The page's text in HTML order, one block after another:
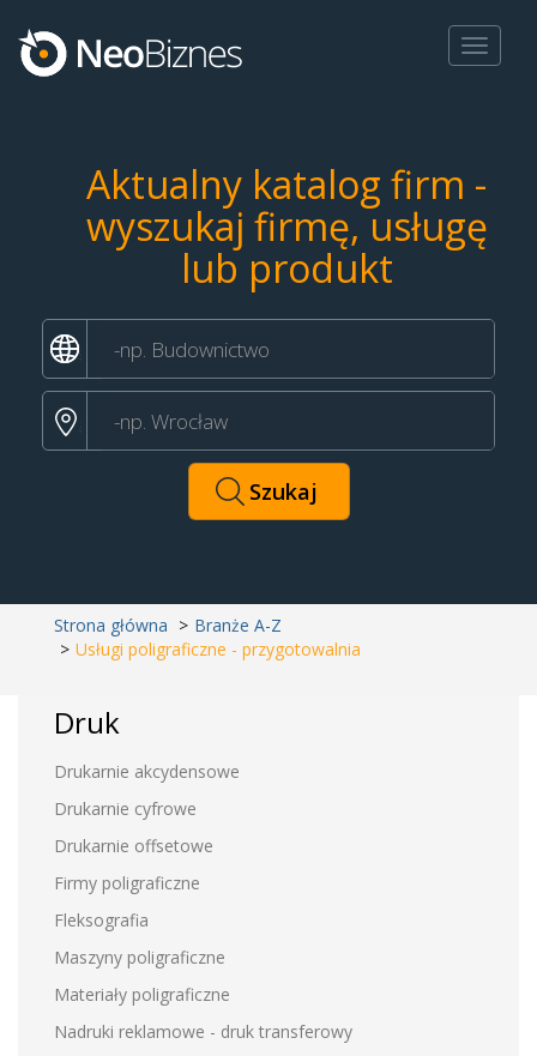
Toggle
Aktualny katalog firm -
wyszukaj firmę, usługę
lub produkt
Strona główna
Branże A-Z
Usługi poligraficzne - przygotowalnia
Druk
Drukarnie akcydensowe
Drukarnie cyfrowe
Drukarnie offsetowe
Firmy poligraficzne
Fleksografia
Maszyny poligraficzne
Materiały poligraficzne
Nadruki reklamowe - druk transferowy